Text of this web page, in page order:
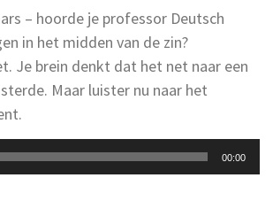
– hoorde je professor Deutsch
in het midden van de zin?
Je brein denkt dat het net naar een
Maar luister nu naar het
00:00